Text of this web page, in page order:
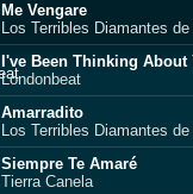
Me Vengare
Los Terribles Diamantes
I've Been Thinking About
Londonbeat
Amarradito
Los Terribles Diamantes
Siempre Te Amaré
Tierra Canela